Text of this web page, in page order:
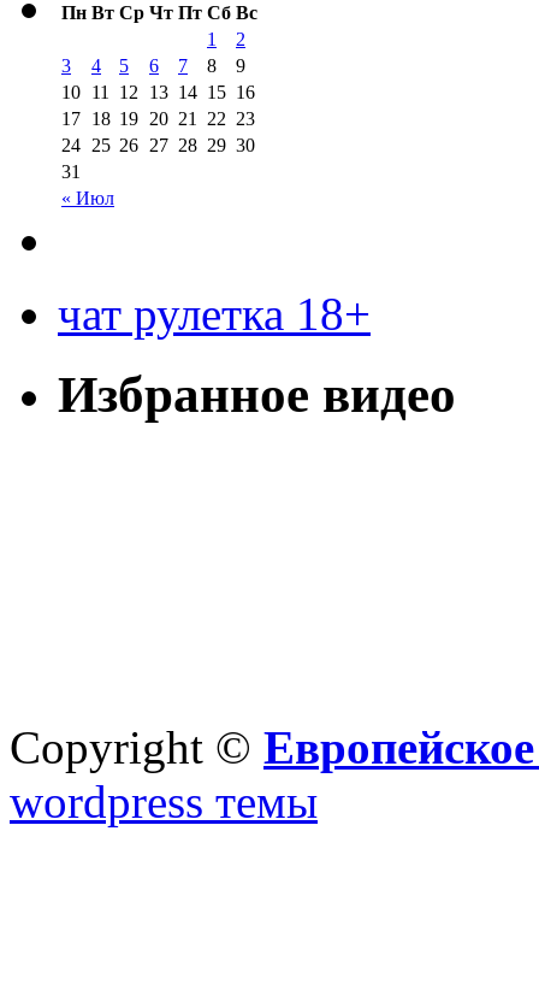
Пн Вт Ср Чт Пт Сб Вс
« Июл
1
2
3
4 5 6 7 8
9
10 11 12 13 14 15 16
17 18 19 20 21 22 23
24 25 26 27 28 29 30
31
чат рулетка 18+
Избранное видео
Copyright ©
wordpress темы